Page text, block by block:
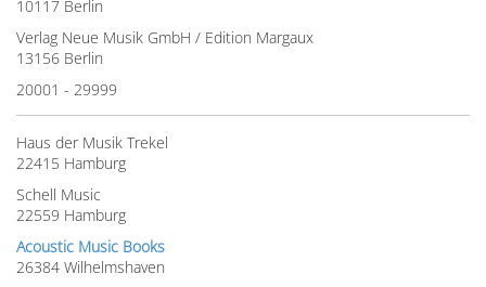
10117 Berlin
Verlag Neue Musik GmbH / Edition Margaux
13156 Berlin
20001 - 29999
Haus der Musik Trekel
22415 Hamburg
Schell Music
22559 Hamburg
Acoustic Music Books
26384 Wilhelmshaven